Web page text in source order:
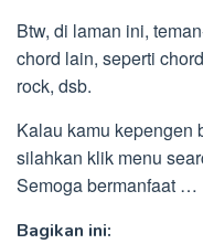
Btw, di laman ini,
chord lain, seperti
rock, dsb.
Kalau kamu kepengen
silahkan klik menu
Semoga bermanfaat …
Bagikan ini: